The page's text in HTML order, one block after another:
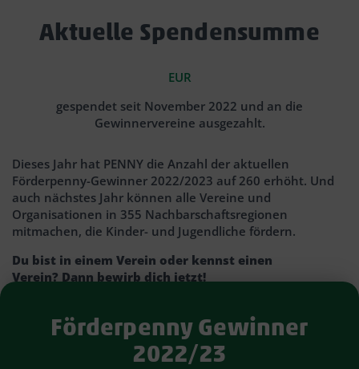
Aktuelle Spendensumme
EUR
gespendet seit November 2022 und an die
Gewinnervereine ausgezahlt.
Dieses Jahr hat PENNY die Anzahl der aktuellen
Förderpenny-Gewinner 2022/2023 auf 260 erhöht. Und
auch nächstes Jahr können alle Vereine und
Organisationen in 355 Nachbarschaftsregionen
mitmachen, die Kinder- und Jugendliche fördern.
Du bist in einem Verein oder kennst einen
Verein? Dann bewirb dich jetzt!
Förderpenny Gewinner
2022/23